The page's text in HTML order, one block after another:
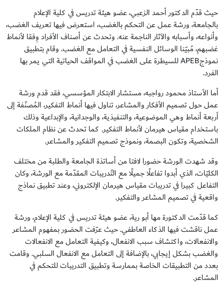
حيث قدّم الدكتور أحمد الزعبي، عضو هيئة تدريس في كلية الإعلام
بالجامعة، ورشة عمل عن التحكم بالغضب، استعرض فيها تعريف الغضب،
وأنواعه، وأسبابه والآثار الناجمة عنه. وتحدث عن أصناف الأفراد وِفقا لأنماط
غضبهم، مُبيّنا الوسائل النفسية في التعامل مع الغضب. وقام بتطبيق
نموذجAPEB للسيطرة على الغضب في المواقف الحياتية التي يمر بها
الفرد.
أما الأستاذ محمود رواجبه، مستشار الابتكار المؤسسي، فقد قدم ورشة
عمل حول تصميم الأفكار والمشاعر، تناول فيها أنماط التفكير، المُصنّفة إلى
أربعة أنماط وهي الموضوعية، والتنفيذية، والوجدانية، والإبداعية وذلك
باستخدام مقياس هيرمان لأنماط التفكير. كما تحدث عن نظام الملكات
الشخصية، وتكون البصمة، ونموذج تصميم التفكير والمشاعر.
وقد شهدت الورشة حضورا لافتا من أساتذة الجامعة والطلبة من مختلف
الكليّات، الذي أبدوا تفاعلًا جميلًا مع التّدريبات المقدّمة مع الورشة، وكان
التفاعل كبيرا في تدريبات مقياس هيرمان الإلكتروني، وعند تطبيق نماذج
واقعية في تصميم المشاعر والتفكير.
كما قدّمت الدكتورة مها أبو رية، عضو هيئة تدريس في كلية الإعلام، ورشة
عمل ناقشت فيها الذكاء العاطفي. حيث عرّفت الحضور بمفهوم المشاعر
والانفعالات، واكتشاف سبب الانفعال، وكيفية التعامل مع الانفعالات
والغضب بشكل إيجابي، بالإضافة إلى التعامل مع الانفعال السلبي. وقامت
بعدد من التطبيقات الخاصة بممارسة وتطبيق التدريبات للتحكم في
المشاعر.